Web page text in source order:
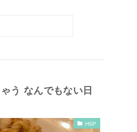
う なんでもない日
HSP